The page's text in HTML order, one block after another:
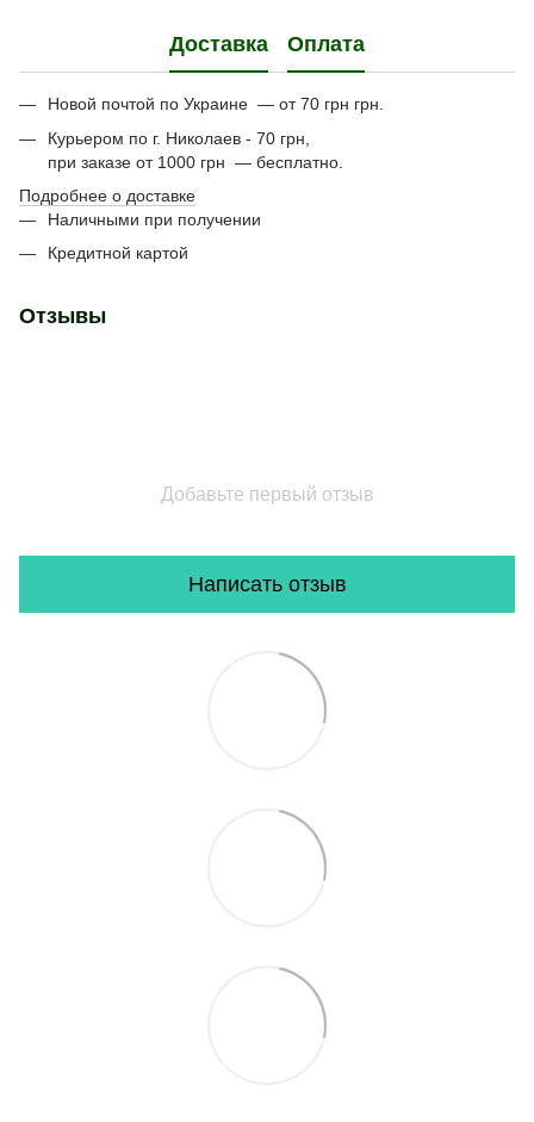
Доставка Оплата
Новой почтой по Украине — от 70 грн грн.
Курьером по г. Николаев - 70 грн,
при заказе от 1000 грн — бесплатно.
Подробнее о доставке
Наличными при получении
Кредитной картой
Отзывы
Добавьте первый отзыв
Написать отзыв